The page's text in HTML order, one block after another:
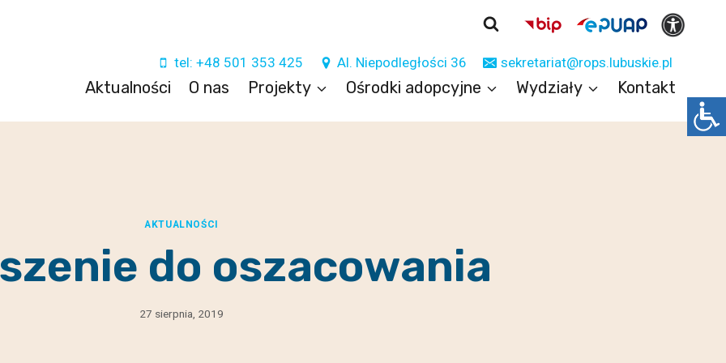
tel: +48 501 353 425 Al. Niepodległości 36 sekretariat@rops.lubuskie.pl
Aktualności O nas Projekty Ośrodki adopcyjne Wydziały Kontakt
AKTUALNOŚCI
do oszacowania
27 sierpnia, 2019